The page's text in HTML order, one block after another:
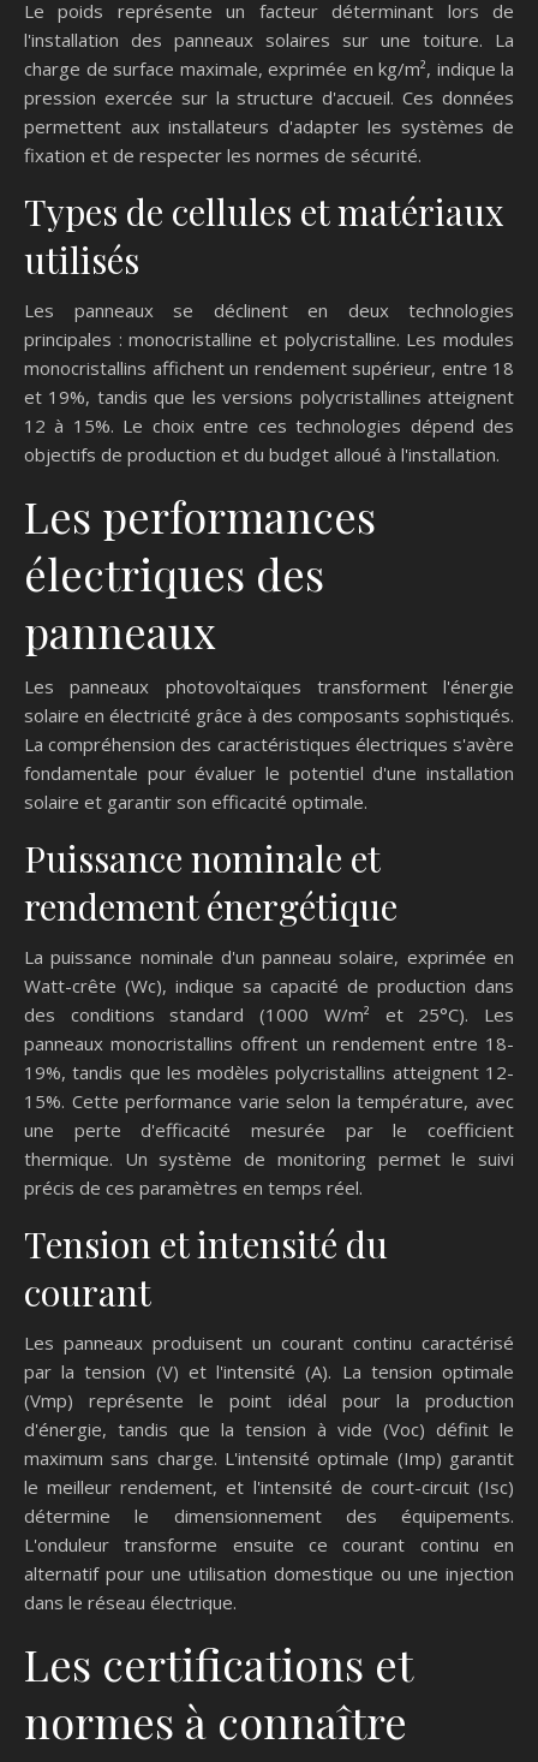
Le poids représente un facteur déterminant lors de
l'installation des panneaux solaires sur une toiture. La
charge de surface maximale, exprimée en kg/m², indique la
pression exercée sur la structure d'accueil. Ces données
permettent aux installateurs d'adapter les systèmes de
fixation et de respecter les normes de sécurité.
Types de cellules et matériaux
utilisés
Les panneaux se déclinent en deux technologies
principales : monocristalline et polycristalline. Les modules
monocristallins affichent un rendement supérieur, entre 18
et 19%, tandis que les versions polycristallines atteignent
12 à 15%. Le choix entre ces technologies dépend des
objectifs de production et du budget alloué à l'installation.
Les performances
électriques des
panneaux
Les panneaux photovoltaïques transforment l'énergie
solaire en électricité grâce à des composants sophistiqués.
La compréhension des caractéristiques électriques s'avère
fondamentale pour évaluer le potentiel d'une installation
solaire et garantir son efficacité optimale.
Puissance nominale et
rendement énergétique
La puissance nominale d'un panneau solaire, exprimée en
Watt-crête (Wc), indique sa capacité de production dans
des conditions standard (1000 W/m² et 25°C). Les
panneaux monocristallins offrent un rendement entre 18-
19%, tandis que les modèles polycristallins atteignent 12-
15%. Cette performance varie selon la température, avec
une perte d'efficacité mesurée par le coefficient
thermique. Un système de monitoring permet le suivi
précis de ces paramètres en temps réel.
Tension et intensité du
courant
Les panneaux produisent un courant continu caractérisé
par la tension (V) et l'intensité (A). La tension optimale
(Vmp) représente le point idéal pour la production
d'énergie, tandis que la tension à vide (Voc) définit le
maximum sans charge. L'intensité optimale (Imp) garantit
le meilleur rendement, et l'intensité de court-circuit (Isc)
détermine le dimensionnement des équipements.
L'onduleur transforme ensuite ce courant continu en
alternatif pour une utilisation domestique ou une injection
dans le réseau électrique.
Les certifications et
normes à connaître